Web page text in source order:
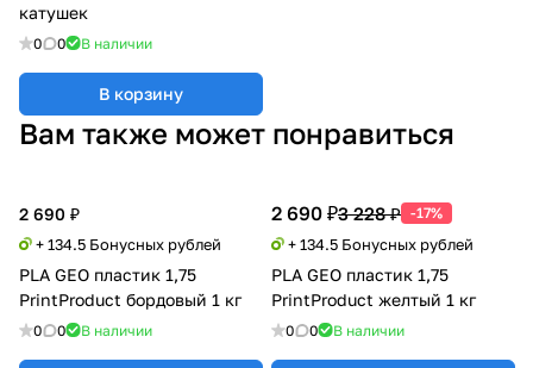
катушек
0 0 В наличии
В корзину
Вам также может понравиться
2 690 ₽
+ 134.5 Бонусных рублей
PLA GEO пластик 1,75
PrintProduct бордовый 1 кг
0 0 В наличии
2 690 ₽3 228 ₽ -17%
+ 134.5 Бонусных рублей
PLA GEO пластик 1,75
PrintProduct желтый 1 кг
0 0 В наличии